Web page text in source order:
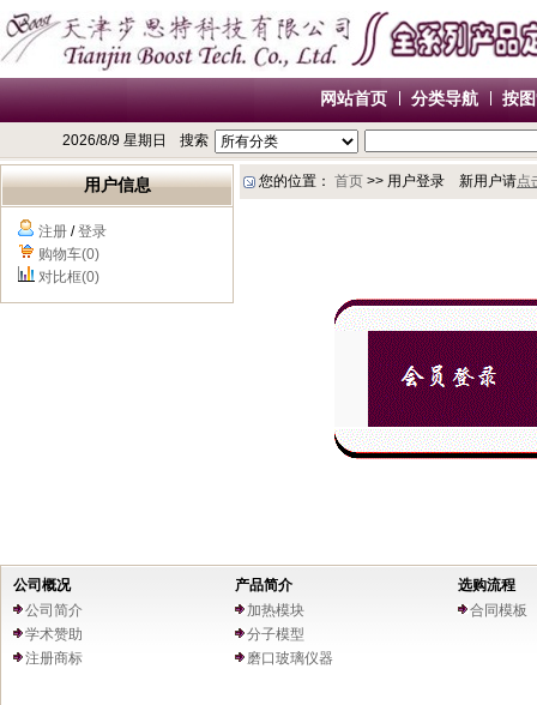
网站首页 分类导航 按
2026/8/9 星期日 搜索
用户信息
注册 /登录
购物车(0)
对比框(0)
您的位置： 首页 >> 用户登录 新用户请点
公司概况
公司简介
学术赞助
注册商标
产品简介
加热模块
分子模型
磨口玻璃仪器
选购流程
合同模板